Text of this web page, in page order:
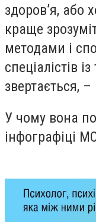
здоров’я, або
краще
методами і
спеціалістів
звертається,
У чому вона
інфографіці